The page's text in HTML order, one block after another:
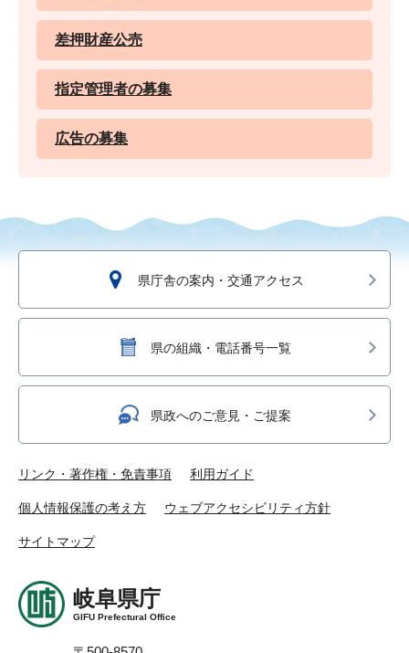
差押財産公売
指定管理者の募集
広告の募集
県庁舎の案内・交通アクセス
県の組織・電話番号一覧
県政へのご意見・ご提案
リンク・著作権・免責事項 利用ガイド
個人情報保護の考え方 ウェブアクセシビリティ方針
サイトマップ
岐阜県庁
GIFU Prefectural Office